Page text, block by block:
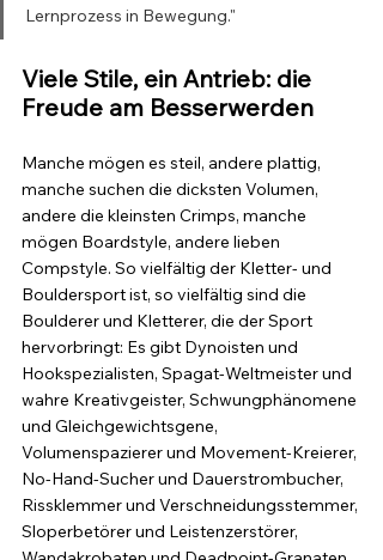
Lernprozess in Bewegung."
Viele Stile, ein Antrieb: die
Freude am Besserwerden
Manche mögen es steil, andere plattig,
manche suchen die dicksten Volumen,
andere die kleinsten Crimps, manche
mögen Boardstyle, andere lieben
Compstyle. So vielfältig der Kletter- und
Bouldersport ist, so vielfältig sind die
Boulderer und Kletterer, die der Sport
hervorbringt: Es gibt Dynoisten und
Hookspezialisten, Spagat-Weltmeister und
wahre Kreativgeister, Schwungphänomene
und Gleichgewichtsgene,
Volumenspazierer und Movement-Kreierer,
No-Hand-Sucher und Dauerstrombucher,
Rissklemmer und Verschneidungsstemmer,
Sloperbetörer und Leistenzerstörer,